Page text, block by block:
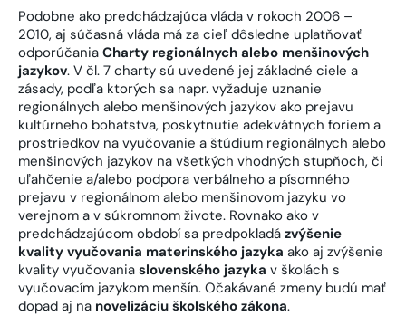
Podobne ako predchádzajúca vláda v rokoch 2006 –
2010, aj súčasná vláda má za cieľ dôsledne uplatňovať
odporúčania Charty regionálnych alebo menšinových
jazykov. V čl. 7 charty sú uvedené jej základné ciele a
zásady, podľa ktorých sa napr. vyžaduje uznanie
regionálnych alebo menšinových jazykov ako prejavu
kultúrneho bohatstva, poskytnutie adekvátnych foriem a
prostriedkov na vyučovanie a štúdium regionálnych alebo
menšinových jazykov na všetkých vhodných stupňoch, či
uľahčenie a/alebo podpora verbálneho a písomného
prejavu v regionálnom alebo menšinovom jazyku vo
verejnom a v súkromnom živote. Rovnako ako v
predchádzajúcom období sa predpokladá zvýšenie
kvality vyučovania materinského jazyka ako aj zvýšenie
kvality vyučovania slovenského jazyka v školách s
vyučovacím jazykom menšín. Očakávané zmeny budú mať
dopad aj na novelizáciu školského zákona.